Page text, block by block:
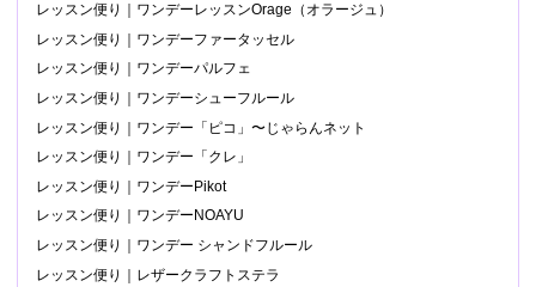
レッスン便り｜ワンデーレッスンOrage（オラージュ）
レッスン便り｜ワンデーファータッセル
レッスン便り｜ワンデーパルフェ
レッスン便り｜ワンデーシューフルール
レッスン便り｜ワンデー「ピコ」〜じゃらんネット
レッスン便り｜ワンデー「クレ」
レッスン便り｜ワンデーPikot
レッスン便り｜ワンデーNOAYU
レッスン便り｜ワンデー シャンドフルール
レッスン便り｜レザークラフトステラ